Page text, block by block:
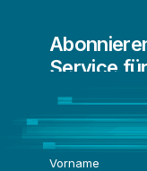
IoT-Analysen
Vom
Service
Qlik
Vorname